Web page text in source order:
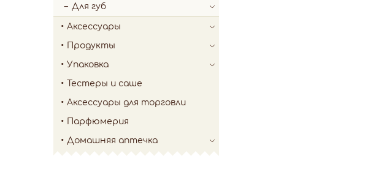
Для губ
Аксессуары
Продукты
Упаковка
Тестеры и саше
Аксессуары для торговли
Парфюмерия
Домашняя аптечка